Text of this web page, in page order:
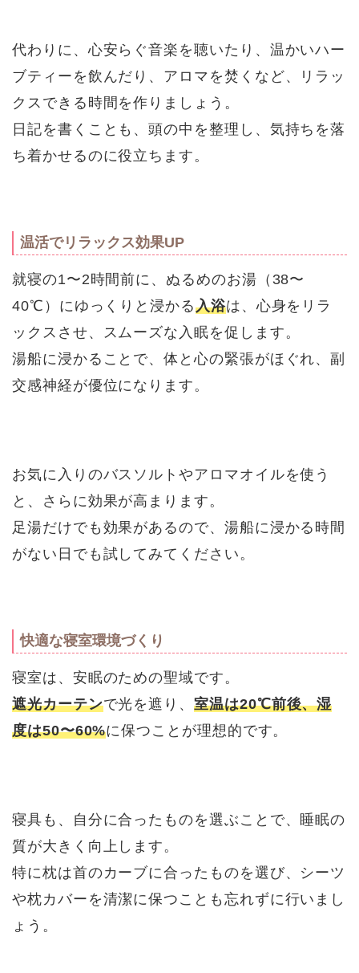
代わりに、心安らぐ音楽を聴いたり、温かいハー
ブティーを飲んだり、アロマを焚くなど、リラッ
クスできる時間を作りましょう。
日記を書くことも、頭の中を整理し、気持ちを落
ち着かせるのに役立ちます。
温活でリラックス効果UP
就寝の1〜2時間前に、ぬるめのお湯（38〜
40℃）にゆっくりと浸かる入浴は、心身をリラ
ックスさせ、スムーズな入眠を促します。
湯船に浸かることで、体と心の緊張がほぐれ、副
交感神経が優位になります。
お気に入りのバスソルトやアロマオイルを使う
と、さらに効果が高まります。
足湯だけでも効果があるので、湯船に浸かる時間
がない日でも試してみてください。
快適な寝室環境づくり
寝室は、安眠のための聖域です。
遮光カーテンで光を遮り、室温は20℃前後、湿
度は50〜60%に保つことが理想的です。
寝具も、自分に合ったものを選ぶことで、睡眠の
質が大きく向上します。
特に枕は首のカーブに合ったものを選び、シーツ
や枕カバーを清潔に保つことも忘れずに行いまし
ょう。